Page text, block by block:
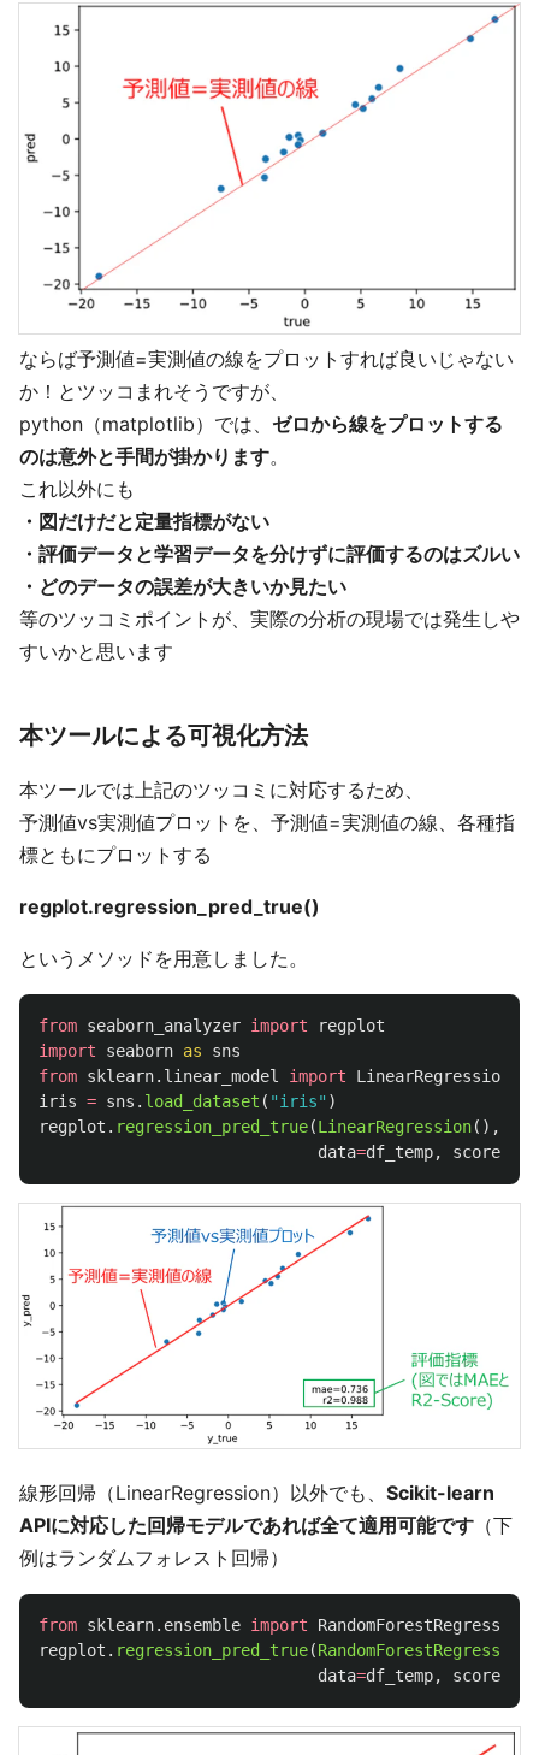
ならば予測値=実測値の線をプロットすれば良いじゃない
か！とツッコまれそうですが、
python（matplotlib）では、 ゼロから線をプロットする
のは意外と手間が掛かります。
これ以外にも
・図だけだと定量指標がない
・評価データと学習データを分けずに評価するのはズルい
・どのデータの誤差が大きいか見たい
等のツッコミポイントが、実際の分析の現場では発生しや
すいかと思います
本ツールによる可視化方法
本ツールでは上記のツッコミに対応するため、
予測値vs実測値プロットを、予測値=実測値の線、各種指
標ともにプロットする
regplot.regression_pred_true()
というメソッドを用意しました。
from seaborn_analyzer import
regplot
import
seaborn as
sns
from sklearn.linear_model import
LinearRegression
iris = sns . load_dataset ( "iris" )
regplot . regression_pred_true(LinearRegression(),
data=df_temp, scores
線形回帰（LinearRegression）以外でも、 Scikit-learn
APIに対応した回帰モデルであれば全て適用可能です （下
例はランダムフォレスト回帰）
from sklearn.ensemble import
RandomForestRegressor
regplot . regression_pred_true(RandomForestRegressor
data=df_temp, scores